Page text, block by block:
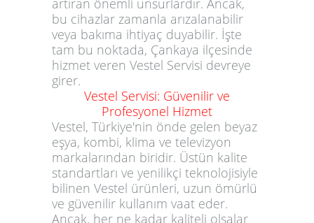
artıran önemli unsurlardır. Ancak,
bu cihazlar zamanla arızalanabilir
veya bakıma ihtiyaç duyabilir. İşte
tam bu noktada, Çankaya ilçesinde
hizmet veren Vestel Servisi devreye
girer.
Vestel Servisi: Güvenilir ve
Profesyonel Hizmet
Vestel, Türkiye'nin önde gelen beyaz
eşya, kombi, klima ve televizyon
markalarından biridir. Üstün kalite
standartları ve yenilikçi teknolojisiyle
bilinen Vestel ürünleri, uzun ömürlü
ve güvenilir kullanım vaat eder.
Ancak, her ne kadar kaliteli olsalar